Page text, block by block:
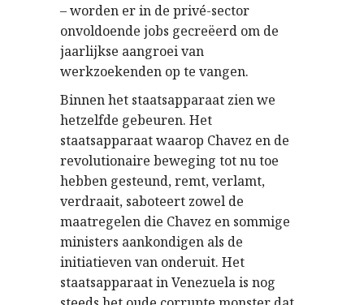
– worden er in de privé-sector
onvoldoende jobs gecreëerd om de
jaarlijkse aangroei van
werkzoekenden op te vangen.
Binnen het staatsapparaat zien we
hetzelfde gebeuren. Het
staatsapparaat waarop Chavez en de
revolutionaire beweging tot nu toe
hebben gesteund, remt, verlamt,
verdraait, saboteert zowel de
maatregelen die Chavez en sommige
ministers aankondigen als de
initiatieven van onderuit. Het
staatsapparaat in Venezuela is nog